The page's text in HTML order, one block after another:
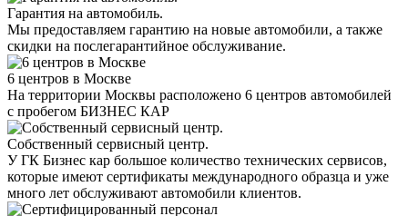
Гарантия на автомобиль.
Мы предоставляем гарантию на новые автомобили, а также
скидки на послегарантийное обслуживание.
6 центров в Москве
На территории Москвы расположено 6 центров автомобилей
с пробегом БИЗНЕС КАР
Собственный сервисный центр.
У ГК Бизнес кар большое количество технических сервисов,
которые имеют сертификаты международного образца и уже
много лет обслуживают автомобили клиентов.